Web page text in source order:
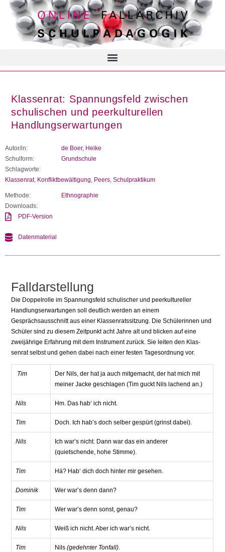
Klassenrat: Spannungsfeld zwischen
schulischen und peerkulturellen
Handlungserwartungen
Autor/in:
de Boer, Heike
Schulform:
Grundschule
Schlagworte:
Klassenrat, Konfliktbewältigung Peers Schulpraktikum
Methode:
Ethnographie
Downloads:
PDF-Version
Datenmaterial
Falldarstellung
Die Doppelrolle im Spannungsfeld schu­lischer und peerkultureller
Handlungser­wartungen soll deutlich werden an einem
Gesprächsausschnitt aus einer Klassenrats­sitzung. Die Schülerinnen und
Schüler sind zu diesem Zeitpunkt acht Jahre alt und bli­cken auf eine
zweijährige Erfahrung mit dem Instrument zurück. Sie leiten den Klas­
senrat selbst und gehen dabei nach einer festen Tagesordnung vor.
Tim
Der Nils, der hat ja auch mit­gemacht, der hat mich mit
meiner Jacke geschlagen (Tim guckt Nils lachend an.)
Nils Hm. Das hab‘ ich nicht.
Tim Doch. Ich hab’s doch selber gespürt (grinst dabei).
Nils
Ich war’s nicht. Dann war das ein anderer
(quietschende, hohe Stimme).
Tim Hä? Hab‘ dich doch hinter mir gesehen.
Dominik Wer war’s denn dann?
Tim Wer war’s denn sonst, genau?
Nils Weiß ich nicht. Aber ich war’s nicht.
Tim Nils(gedehnter Tonfall).